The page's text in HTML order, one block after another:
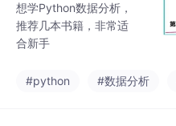
合新手
想学Python数据分析，
推荐几本书籍，非常适
合新手
#python #数据分析